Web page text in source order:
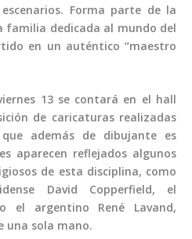
Forma parte de la
familia dedicada al mundo del
en un auténtico “maestro
13 se contará en el hall
de caricaturas realizadas
además de dibujante es
aparecen reflejados algunos
de esta disciplina, como
David Copperfield, el
el argentino René Lavand,
una sola mano.